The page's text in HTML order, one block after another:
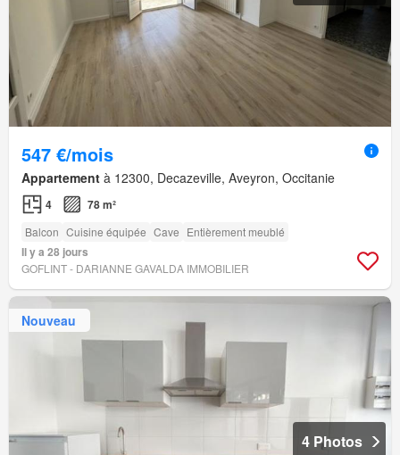
547 €/mois
Appartement à 12300, Decazeville, Aveyron, Occitanie
4 78 m²
Balcon Cuisine équipée Cave Entièrement meublé
Il y a 28 jours
GOFLINT - DARIANNE GAVALDA IMMOBILIER
Nouveau
4 Photos